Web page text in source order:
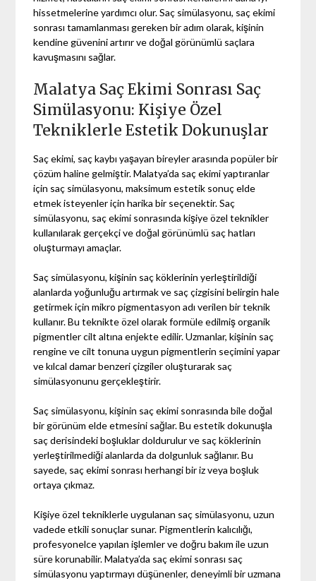
hissetmelerine yardımcı olur. Saç simülasyonu, saç ekimi
sonrası tamamlanması gereken bir adım olarak, kişinin
kendine güvenini artırır ve doğal görünümlü saçlara
kavuşmasını sağlar.
Malatya Saç Ekimi Sonrası Saç
Simülasyonu: Kişiye Özel
Tekniklerle Estetik Dokunuşlar
Saç ekimi, saç kaybı yaşayan bireyler arasında popüler bir
çözüm haline gelmiştir. Malatya’da saç ekimi yaptıranlar
için saç simülasyonu, maksimum estetik sonuç elde
etmek isteyenler için harika bir seçenektir. Saç
simülasyonu, saç ekimi sonrasında kişiye özel teknikler
kullanılarak gerçekçi ve doğal görünümlü saç hatları
oluşturmayı amaçlar.
Saç simülasyonu, kişinin saç köklerinin yerleştirildiği
alanlarda yoğunluğu artırmak ve saç çizgisini belirgin hale
getirmek için mikro pigmentasyon adı verilen bir teknik
kullanır. Bu teknikte özel olarak formüle edilmiş organik
pigmentler cilt altına enjekte edilir. Uzmanlar, kişinin saç
rengine ve cilt tonuna uygun pigmentlerin seçimini yapar
ve kılcal damar benzeri çizgiler oluşturarak saç
simülasyonunu gerçekleştirir.
Saç simülasyonu, kişinin saç ekimi sonrasında bile doğal
bir görünüm elde etmesini sağlar. Bu estetik dokunuşla
saç derisindeki boşluklar doldurulur ve saç köklerinin
yerleştirilmediği alanlarda da dolgunluk sağlanır. Bu
sayede, saç ekimi sonrası herhangi bir iz veya boşluk
ortaya çıkmaz.
Kişiye özel tekniklerle uygulanan saç simülasyonu, uzun
vadede etkili sonuçlar sunar. Pigmentlerin kalıcılığı,
profesyonelce yapılan işlemler ve doğru bakım ile uzun
süre korunabilir. Malatya’da saç ekimi sonrası saç
simülasyonu yaptırmayı düşünenler, deneyimli bir uzmana